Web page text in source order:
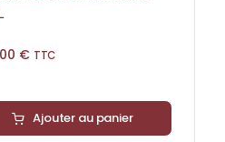
€ TTC
Ajouter au panier